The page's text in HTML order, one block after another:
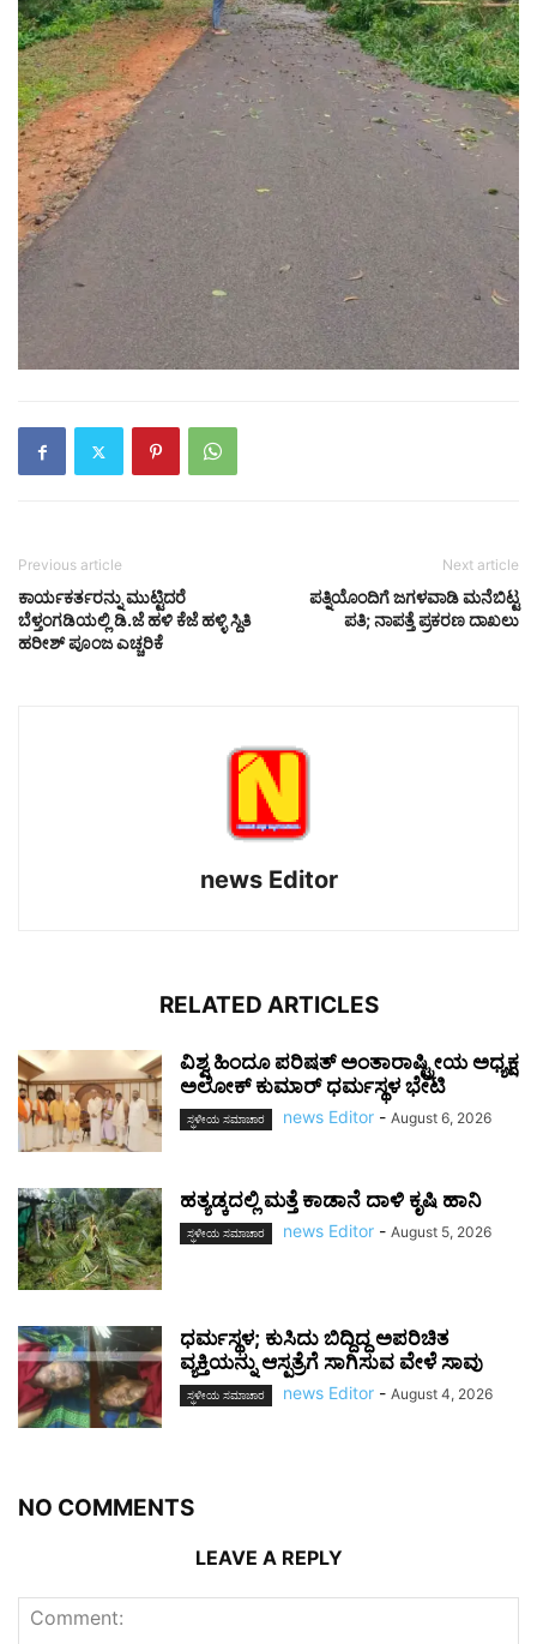
Previous article
ಕಾರ್ಯಕರ್ತರನ್ನು ಮುಟ್ಟಿದರೆ
ಬೆಳ್ತಂಗಡಿಯಲ್ಲಿ‌ ಡಿ.ಜೆ ಹಳಿ ಕೆಜೆ ಹಳ್ಳಿ ಸ್ದಿತಿ
ಹರೀಶ್ ಪೂಂಜ ಎಚ್ಚರಿಕೆ
Next article
ಪತ್ನಿಯೊಂದಿಗೆ ಜಗಳವಾಡಿ ಮನೆಬಿಟ್ಟ
ಪತಿ; ನಾಪತ್ತೆ ಪ್ರಕರಣ ದಾಖಲು
news Editor
RELATED ARTICLES
ವಿಶ್ವ ಹಿಂದೂ ಪರಿಷತ್ ಅಂತಾರಾಷ್ಟ್ರೀಯ ಅಧ್ಯಕ್ಷ
ಅಲೋಕ್ ಕುಮಾರ್ ಧರ್ಮಸ್ಥಳ ಭೇಟಿ
ಸ್ಥಳೀಯ ಸಮಾಚಾರ news Editor - August 6, 2026
ಹತ್ಯಡ್ಕದಲ್ಲಿ ಮತ್ತೆ ಕಾಡಾನೆ ದಾಳಿ ಕೃಷಿ ಹಾನಿ
ಸ್ಥಳೀಯ ಸಮಾಚಾರ news Editor - August 5, 2026
ಧರ್ಮಸ್ಥಳ; ಕುಸಿದು ಬಿದ್ದಿದ್ದ ಅಪರಿಚಿತ
ವ್ಯಕ್ತಿಯನ್ನು ಆಸ್ಪತ್ರೆಗೆ ಸಾಗಿಸುವ ವೇಳೆ ಸಾವು
ಸ್ಥಳೀಯ ಸಮಾಚಾರ news Editor - August 4, 2026
NO COMMENTS
LEAVE A REPLY